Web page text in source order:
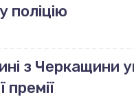
поліцію
з Черкащини
премії